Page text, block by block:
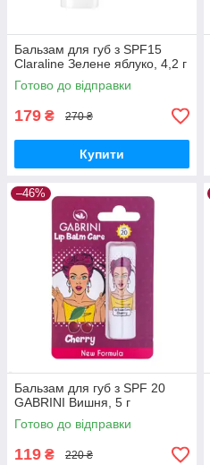
Бальзам для губ з SPF15
Claraline Зелене яблуко, 4,2 г
Готово до відправки
179 ₴ 270 ₴
Купити
–46%
Бальзам для губ з SPF 20
GABRINI Вишня, 5 г
Готово до відправки
119 ₴ 220 ₴